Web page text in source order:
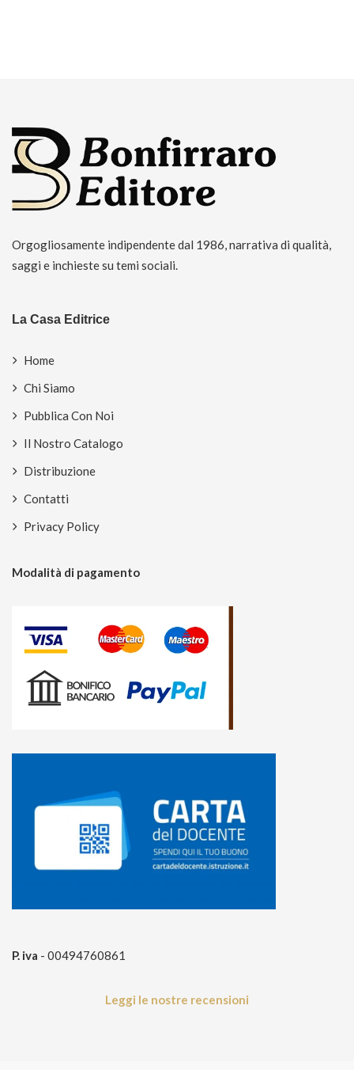
Orgogliosamente indipendente dal 1986, narrativa di qualità,
saggi e inchieste su temi sociali.
La Casa Editrice
Home
Chi Siamo
Pubblica Con Noi
Il Nostro Catalogo
Distribuzione
Contatti
Privacy Policy
Modalità di pagamento
P. iva - 00494760861
Leggi le nostre recensioni